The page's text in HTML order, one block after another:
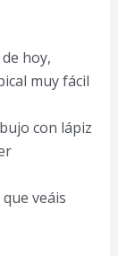
hoy,
muy fácil
con lápiz
veáis